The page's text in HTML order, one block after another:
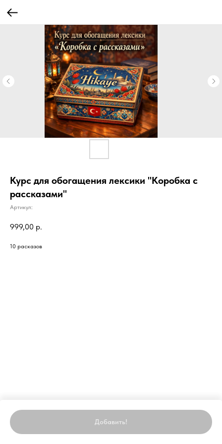
Курс для обогащения лексики "Коробка с
рассказами"
Артикул:
999,00 р.
Добавить!
10 расказов